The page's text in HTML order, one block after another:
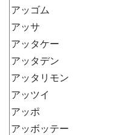
アッゴム
アッサ
アッタケー
アッタデン
アッタリモン
アッツイ
アッポ
アッボッテー